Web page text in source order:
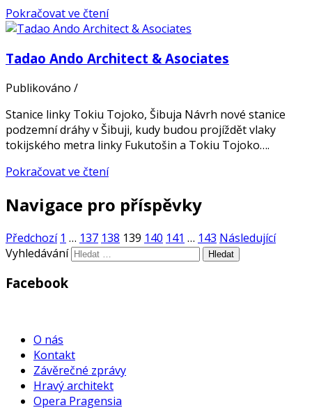
Pokračovat ve čtení
Tadao Ando Architect & Asociates
Publikováno /
Stanice linky Tokiu Tojoko, Šibuja Návrh nové stanice
podzemní dráhy v Šibuji, kudy budou projíždět vlaky
tokijského metra linky Fukutošin a Tokiu Tojoko….
Pokračovat ve čtení
Navigace pro příspěvky
Předchozí 1 … 137 138 139 140 141 … 143 Následující
Vyhledávání
Facebook
O nás
Kontakt
Závěrečné zprávy
Hravý architekt
Opera Pragensia